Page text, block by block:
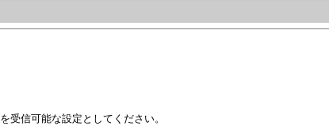
信可能な設定としてください。